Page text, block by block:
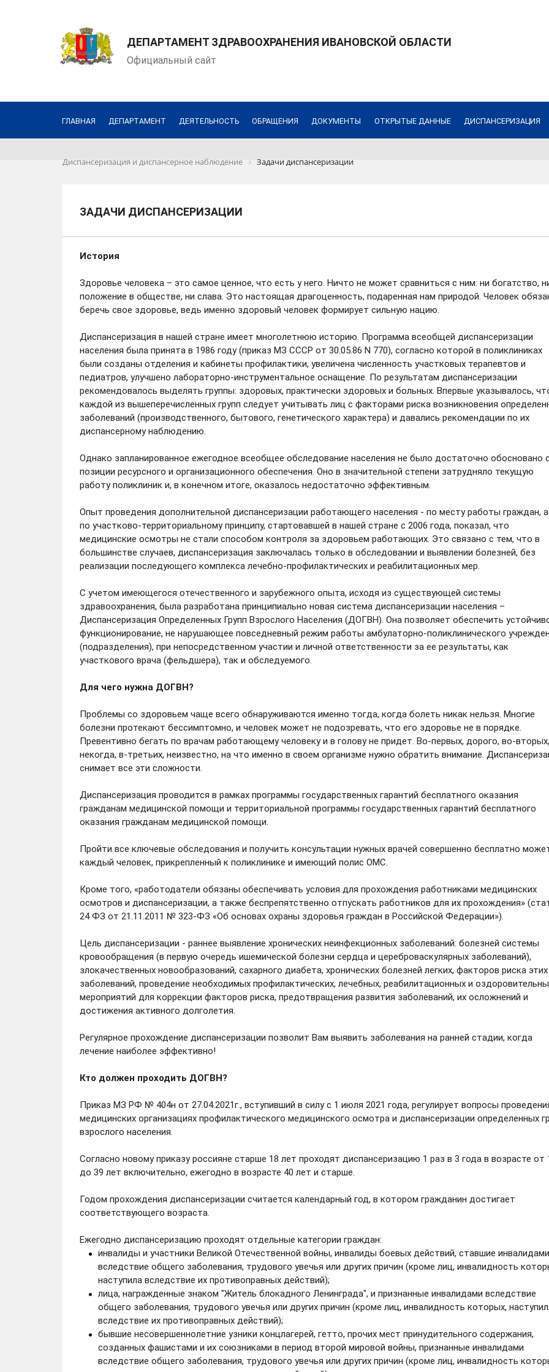
ДЕПАРТАМЕНТ ЗДРАВООХРАНЕНИЯ ИВАНОВСКОЙ ОБЛАСТИ
Официальный сайт
ГЛАВНАЯ ДЕПАРТАМЕНТ ДЕЯТЕЛЬНОСТЬ ОБРАЩЕНИЯ ДОКУМЕНТЫ ОТКРЫТЫЕ ДАННЫЕ ДИСПАНСЕРИЗАЦИЯ
Диспансеризация и диспансерное наблюдение Задачи диспансеризации
ЗАДАЧИ ДИСПАНСЕРИЗАЦИИ
История
Здоровье человека – это самое ценное, что есть у него. Ничто не может сравниться с ним: ни богатство,
положение в обществе, ни слава. Это настоящая драгоценность, подаренная нам природой. Человек
беречь свое здоровье, ведь именно здоровый человек формирует сильную нацию.
Диспансеризация в нашей стране имеет многолетнюю историю. Программа всеобщей диспансеризации
населения была принята в 1986 году (приказ МЗ СССР от 30.05.86 N 770), согласно которой в поликлиниках
были созданы отделения и кабинеты профилактики, увеличена численность участковых терапевтов и
педиатров, улучшено лабораторно-инструментальное оснащение. По результатам диспансеризации
рекомендовалось выделять группы: здоровых, практически здоровых и больных. Впервые указывалось,
каждой из вышеперечисленных групп следует учитывать лиц с факторами риска возникновения
заболеваний (производственного, бытового, генетического характера) и давались рекомендации по их
диспансерному наблюдению.
Однако запланированное ежегодное всеобщее обследование населения не было достаточно обосновано с
позиции ресурсного и организационного обеспечения. Оно в значительной степени затрудняло текущую
работу поликлиник и, в конечном итоге, оказалось недостаточно эффективным.
Опыт проведения дополнительной диспансеризации работающего населения - по месту работы граждан,
по участково-территориальному принципу, стартовавшей в нашей стране с 2006 года, показал, что
медицинские осмотры не стали способом контроля за здоровьем работающих. Это связано с тем, что в
большинстве случаев, диспансеризация заключалась только в обследовании и выявлении болезней, без
реализации последующего комплекса лечебно-профилактических и реабилитационных мер.
С учетом имеющегося отечественного и зарубежного опыта, исходя из существующей системы
здравоохранения, была разработана принципиально новая система диспансеризации населения –
Диспансеризация Определенных Групп Взрослого Населения (ДОГВН). Она позволяет обеспечить
функционирование, не нарушающее повседневный режим работы амбулаторно-поликлинического
(подразделения), при непосредственном участии и личной ответственности за ее результаты, как
участкового врача (фельдшера), так и обследуемого.
Для чего нужна ДОГВН?
Проблемы со здоровьем чаще всего обнаруживаются именно тогда, когда болеть никак нельзя. Многие
болезни протекают бессимптомно, и человек может не подозревать, что его здоровье не в порядке.
Превентивно бегать по врачам работающему человеку и в голову не придет. Во-первых, дорого, во-вторых,
некогда, в-третьих, неизвестно, на что именно в своем организме нужно обратить внимание.
снимает все эти сложности.
Диспансеризация проводится в рамках программы государственных гарантий бесплатного оказания
гражданам медицинской помощи и территориальной программы государственных гарантий бесплатного
оказания гражданам медицинской помощи.
Пройти все ключевые обследования и получить консультации нужных врачей совершенно бесплатно
каждый человек, прикрепленный к поликлинике и имеющий полис ОМС.
Кроме того, «работодатели обязаны обеспечивать условия для прохождения работниками медицинских
осмотров и диспансеризации, а также беспрепятственно отпускать работников для их прохождения»
24 ФЗ от 21.11.2011 № 323-ФЗ «Об основах охраны здоровья граждан в Российской Федерации»).
Цель диспансеризации - раннее выявление хронических неинфекционных заболеваний: болезней системы
кровообращения (в первую очередь ишемической болезни сердца и цереброваскулярных заболеваний),
злокачественных новообразований, сахарного диабета, хронических болезней легких, факторов риска этих
заболеваний, проведение необходимых профилактических, лечебных, реабилитационных и
мероприятий для коррекции факторов риска, предотвращения развития заболеваний, их осложнений и
достижения активного долголетия.
Регулярное прохождение диспансеризации позволит Вам выявить заболевания на ранней стадии, когда
лечение наиболее эффективно!
Кто должен проходить ДОГВН?
Приказ МЗ РФ № 404н от 27.04.2021г., вступивший в силу с 1 июля 2021 года, регулирует вопросы
медицинских организациях профилактического медицинского осмотра и диспансеризации определенных
взрослого населения.
Согласно новому приказу россияне старше 18 лет проходят диспансеризацию 1 раз в 3 года в возрасте от
до 39 лет включительно, ежегодно в возрасте 40 лет и старше.
Годом прохождения диспансеризации считается календарный год, в котором гражданин достигает
соответствующего возраста.
Ежегодно диспансеризацию проходят отдельные категории граждан:
инвалиды и участники Великой Отечественной войны, инвалиды боевых действий, ставшие инвалидами
вследствие общего заболевания, трудового увечья или других причин (кроме лиц, инвалидность
наступила вследствие их противоправных действий);
лица, награжденные знаком "Житель блокадного Ленинграда", и признанные инвалидами вследствие
общего заболевания, трудового увечья или других причин (кроме лиц, инвалидность которых,
вследствие их противоправных действий);
бывшие несовершеннолетние узники концлагерей, гетто, прочих мест принудительного содержания,
созданных фашистами и их союзниками в период второй мировой войны, признанные инвалидами
вследствие общего заболевания, трудового увечья или других причин (кроме лиц, инвалидность